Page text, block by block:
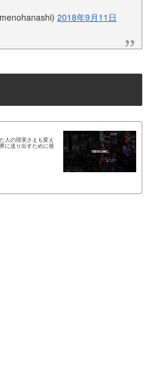
2018年9月11日
人の現実さえも変え
に送り出すために発